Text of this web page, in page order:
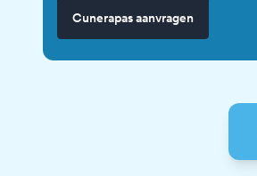
Cunerapas aanvragen